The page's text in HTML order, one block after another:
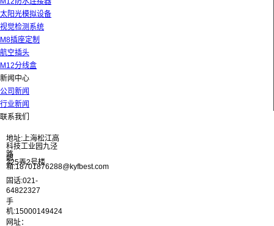
太阳光模拟设备
视觉检测系统
M8插座定制
航空插头
M12分线盒
新闻中心
公司新闻
行业新闻
联系我们
地址:上海松江高
科技工业园九泾
路
325弄2号楼
邮
箱:18701876288@kyfbest.com
固话:021-
64822327
手
机:15000149424
网址：